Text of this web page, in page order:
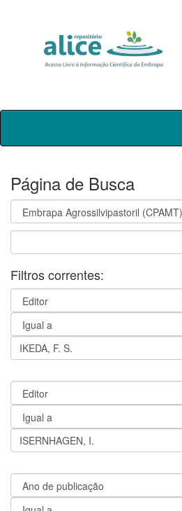
Skip
Página de Busca
Filtros correntes: